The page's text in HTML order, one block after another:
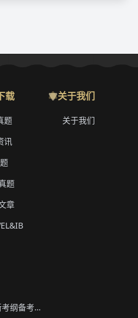
载
题
讯
题
章
关于我们
关于我们
2025 年AP物理C力学考试新考纲备考要点与真题下载